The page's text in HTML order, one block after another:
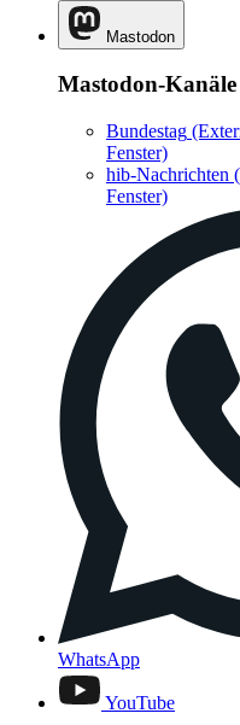
Mastodon
Mastodon-Kanäle
Bundestag
Fenster)
hib-Nachrichten
Fenster)
WhatsApp
YouTube